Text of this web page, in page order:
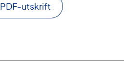
PDF-utskrift